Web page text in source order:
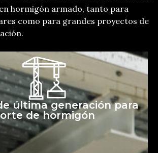
hormigón armado, tanto para
como para grandes proyectos de
última generación para
de hormigón